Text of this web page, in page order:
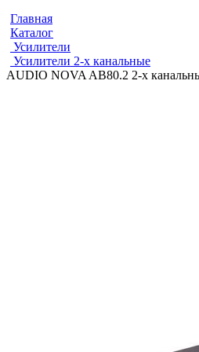
Главная
Каталог
Усилители
Усилители 2-х канальные
AUDIO NOVA AB80.2 2-х